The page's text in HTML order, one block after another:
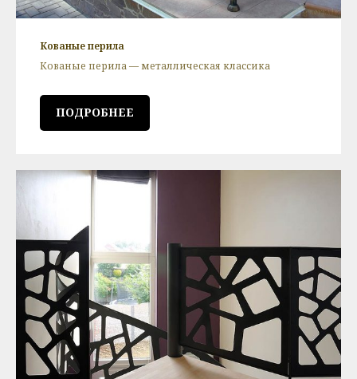
Кованые перила
Кованые перила — металлическая классика
ПОДРОБНЕЕ